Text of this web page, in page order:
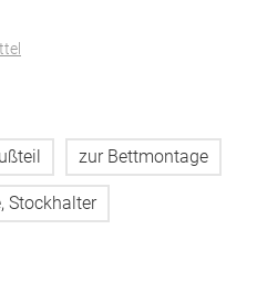
zur Bettmontage
Stockhalter